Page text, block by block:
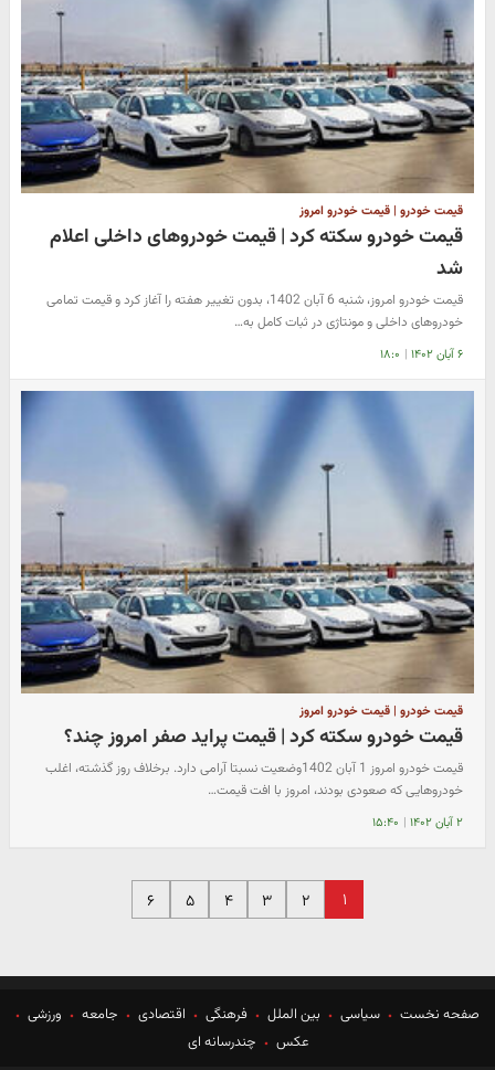
قیمت خودرو | قیمت خودرو امروز
قیمت خودرو سکته کرد | قیمت خودروهای داخلی اعلام
شد
قیمت خودرو امروز، شنبه 6 آبان 1402، بدون تغییر هفته را آغاز کرد و قیمت تمامی
خودروهای داخلی و مونتاژی در ثبات کامل به…
۶ آبان ۱۴۰۲ | ۱۸:۰
قیمت خودرو | قیمت خودرو امروز
قیمت خودرو سکته کرد | قیمت پراید صفر امروز چند؟
قیمت خودرو امروز 1 آبان 1402وضعیت نسبتا آرامی دارد. برخلاف روز گذشته، اغلب
خودروهایی که صعودی بودند، امروز با افت قیمت…
۲ آبان ۱۴۰۲ | ۱۵:۴۰
۱ ۲ ۳ ۴ ۵ ۶
صفحه نخست سیاسی بین الملل فرهنگی اقتصادی جامعه
ورزشی
عکس
چندرسانه ای